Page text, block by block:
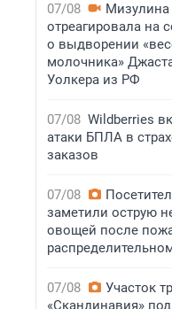
07/08
Мизулина
отреагировала на
о выдворении
молочника»
Уолкера из РФ
07/08 Wildberries
атаки БПЛА в
заказов
07/08
заметили острую
овощей после
07/08
Участок
«Скандинавия»